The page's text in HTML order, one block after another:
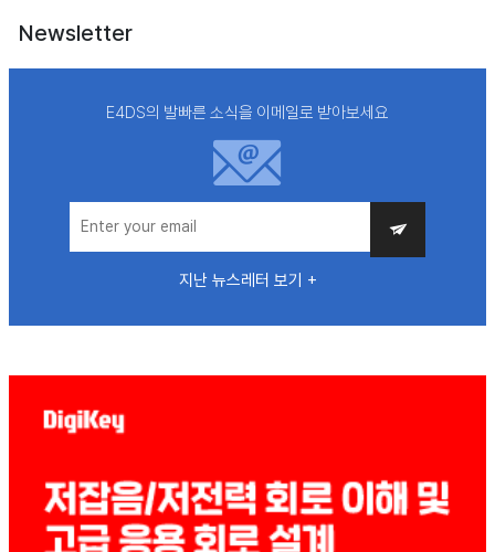
Newsletter
E4DS의 발빠른 소식을 이메일로 받아보세요
지난 뉴스레터 보기 +